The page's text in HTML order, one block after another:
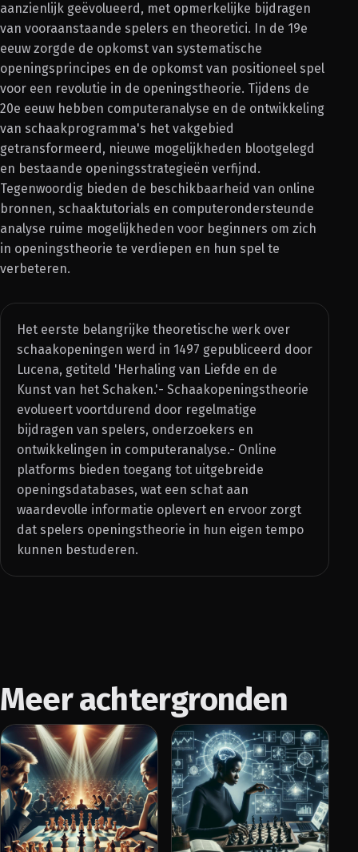
aanzienlijk geëvolueerd, met opmerkelijke bijdragen
van vooraanstaande spelers en theoretici. In de 19e
eeuw zorgde de opkomst van systematische
openingsprincipes en de opkomst van positioneel spel
voor een revolutie in de openingstheorie. Tijdens de
20e eeuw hebben computeranalyse en de ontwikkeling
van schaakprogramma's het vakgebied
getransformeerd, nieuwe mogelijkheden blootgelegd
en bestaande openingsstrategieën verfijnd.
Tegenwoordig bieden de beschikbaarheid van online
bronnen, schaaktutorials en computerondersteunde
analyse ruime mogelijkheden voor beginners om zich
in openingstheorie te verdiepen en hun spel te
verbeteren.
Het eerste belangrijke theoretische werk over
schaakopeningen werd in 1497 gepubliceerd door
Lucena, getiteld 'Herhaling van Liefde en de
Kunst van het Schaken.'- Schaakopeningstheorie
evolueert voortdurend door regelmatige
bijdragen van spelers, onderzoekers en
ontwikkelingen in computeranalyse.- Online
platforms bieden toegang tot uitgebreide
openingsdatabases, wat een schat aan
waardevolle informatie oplevert en ervoor zorgt
dat spelers openingstheorie in hun eigen tempo
kunnen bestuderen.
Meer achtergronden